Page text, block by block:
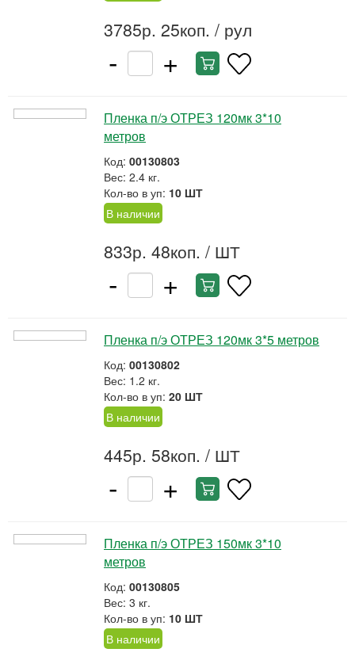
3785р. 25коп. / рул
- +
Пленка п/э ОТРЕЗ 120мк 3*10
метров
Код: 00130803
Вес: 2.4 кг.
Кол-во в уп: 10 ШТ
В наличии
833р. 48коп. / ШТ
- +
Пленка п/э ОТРЕЗ 120мк 3*5 метров
Код: 00130802
Вес: 1.2 кг.
Кол-во в уп: 20 ШТ
В наличии
445р. 58коп. / ШТ
- +
Пленка п/э ОТРЕЗ 150мк 3*10
метров
Код: 00130805
Вес: 3 кг.
Кол-во в уп: 10 ШТ
В наличии